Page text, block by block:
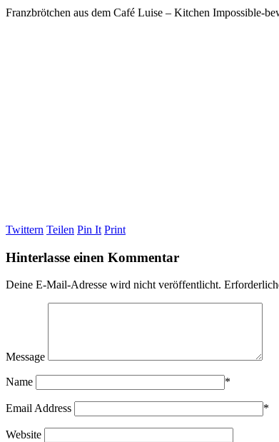
Franzbrötchen aus dem Café Luise – Kitchen Impossible-
Twittern Teilen Pin It Print
Hinterlasse einen Kommentar
Deine E-Mail-Adresse wird nicht veröffentlicht.
Message
Name *
Email Address *
Website